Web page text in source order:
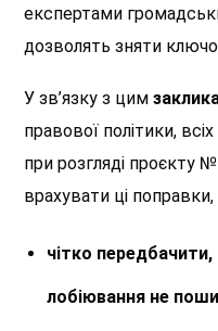
експертами
дозволять зняти
У зв’язку з цим
правової політики,
при розгляді проєкту
врахувати ці
чітко
лобіювання не